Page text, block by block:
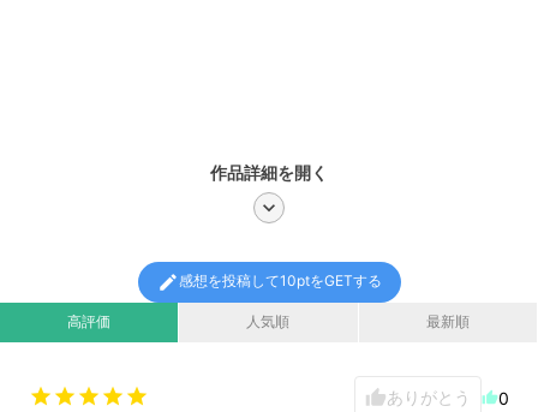
作品詳細を開く
chevron_right
高評価 人気順 最新順
edit感想を投稿して10ptをGETする
star star star star star thumb_upありがとう thumb_up0